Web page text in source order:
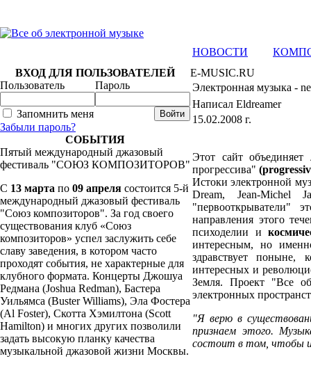
НОВОСТИ
ВХОД ДЛЯ ПОЛЬЗОВАТЕЛЕЙ
Пользователь
Пароль
Запомнить меня
Забыли пароль?
СОБЫТИЯ
Пятый международный джазовый
фестиваль "СОЮЗ КОМПОЗИТОРОВ"
C 13 марта по 09 апреля состоится 5-й
международный джазовый фестиваль
"Союз композиторов". За год своего
существования клуб «Союз
композиторов» успел заслужить себе
славу заведения, в котором часто
проходят события, не характерные для
клубного формата. Концерты Джошуа
Редмана (Joshua Redman), Бастера
Уильямса (Buster Williams), Эла Фостера
(Al Foster), Скотта Хэмилтона (Scott
Hamilton) и многих других позволили
задать высокую планку качества
музыкальной джазовой жизни Москвы.
E-MUSIC.RU
Электронная музыка -
Написал Eldreamer
15.02.2008 г.
Этот сайт
прогрессива"
Истоки электронной
Dream, Jean-Michel
"первооткрыватели"
направления этого
психоделии и
интересным, но
здравствует поныне,
интересных и
Земля. Проект "Все
электронных
"Я верю в
признаем этого.
состоит в том, чтобы